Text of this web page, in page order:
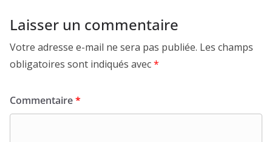
Laisser un commentaire
Votre adresse e-mail ne sera pas publiée. Les champs
obligatoires sont indiqués avec*
Commentaire*